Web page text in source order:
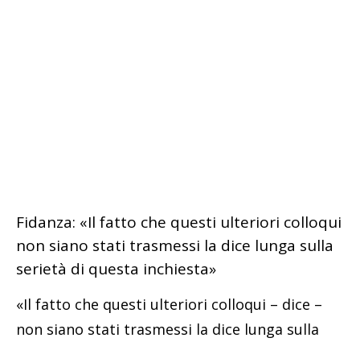
Fidanza: «Il fatto che questi ulteriori colloqui
non siano stati trasmessi la dice lunga sulla
serietà di questa inchiesta»
«Il fatto che questi ulteriori colloqui – dice –
non siano stati trasmessi la dice lunga sulla